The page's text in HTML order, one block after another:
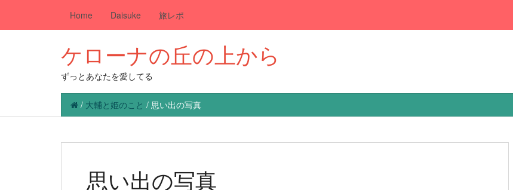
Home Daisuke 旅レポ
ケローナの丘の上から
ずっとあなたを愛してる
/ 大輔と姫のこと / 思い出の写真
思い出の写真